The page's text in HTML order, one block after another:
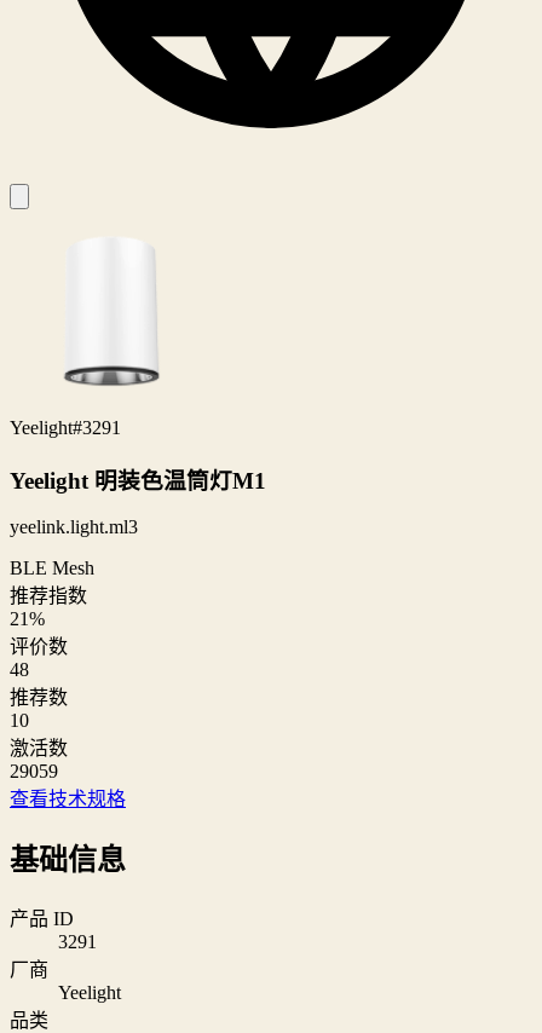
Yeelight#3291
Yeelight 明装色温筒灯M1
yeelink.light.ml3
BLE Mesh
推荐指数
21%
评价数
48
推荐数
10
激活数
29059
查看技术规格
基础信息
产品 ID
3291
厂商
Yeelight
品类